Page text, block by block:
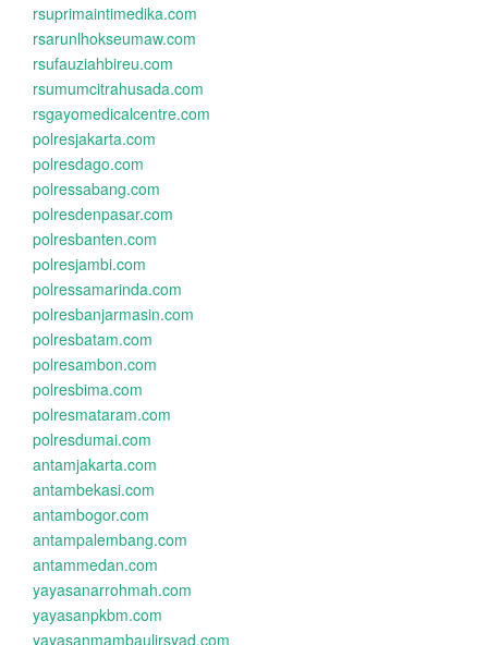
rsuprimaintimedika.com
rsarunlhokseumaw.com
rsufauziahbireu.com
rsumumcitrahusada.com
rsgayomedicalcentre.com
polresjakarta.com
polresdago.com
polressabang.com
polresdenpasar.com
polresbanten.com
polresjambi.com
polressamarinda.com
polresbanjarmasin.com
polresbatam.com
polresambon.com
polresbima.com
polresmataram.com
polresdumai.com
antamjakarta.com
antambekasi.com
antambogor.com
antampalembang.com
antammedan.com
yayasanarrohmah.com
yayasanpkbm.com
yayasanmambaulirsyad.com